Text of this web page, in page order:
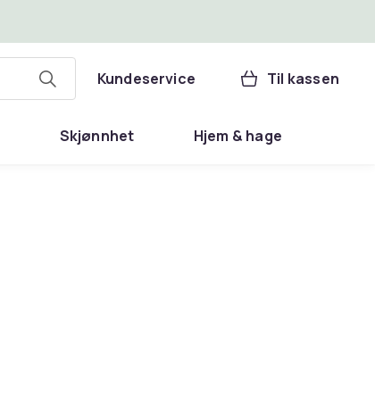
Kundeservice Til kassen
Skjønnhet Hjem & hage